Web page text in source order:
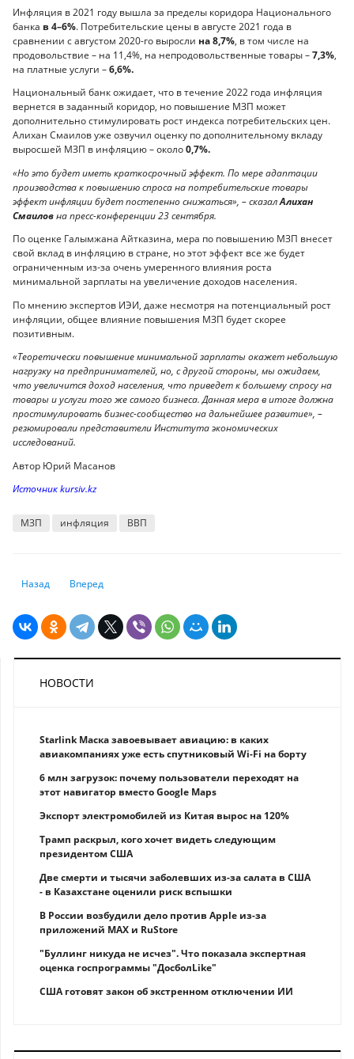
Инфляция в 2021 году вышла за пределы коридора Национального
банка в 4–6%. Потребительские цены в августе 2021 года в
сравнении с августом 2020-го выросли на 8,7%, в том числе на
продовольствие – на 11,4%, на непродовольственные товары –7,3%,
на платные услуги –6,6%.
Национальный банк ожидает, что в течение 2022 года инфляция
вернется в заданный коридор, но повышение МЗП может
дополнительно стимулировать рост индекса потребительских цен.
Алихан Смаилов уже озвучил оценку по дополнительному вкладу
выросшей МЗП в инфляцию – около0,7%.
«Но это будет иметь краткосрочный эффект. По мере адаптации
производства к повышению спроса на потребительские товары
эффект инфляции будет постепенно снижаться», – сказалАлихан
Смаиловна пресс-конференции 23 сентября.
По оценке Галымжана Айтказина, мера по повышению МЗП внесет
свой вклад в инфляцию в стране, но этот эффект все же будет
ограниченным из-за очень умеренного влияния роста
минимальной зарплаты на увеличение доходов населения.
По мнению экспертов ИЭИ, даже несмотря на потенциальный рост
инфляции, общее влияние повышения МЗП будет скорее
позитивным.
«Теоретически повышение минимальной зарплаты окажет небольшую
нагрузку на предпринимателей, но, с другой стороны, мы ожидаем,
что увеличится доход населения, что приведет к большему спро­су на
товары и услуги того же самого бизнеса. Данная мера в итоге должна
простимулировать бизнес-сообщество на дальнейшее развитие», –
резюмировали представители Института экономических
исследований.
Автор Юрий Масанов
Источник kursiv.kz
МЗП инфляция ВВП
Предыдущий: Несколько казахстанских банков пройдут процедуру
Назад Следующий: PayPal, Visa и Amazon помогут Банку Англии
Вперед
НОВОСТИ
Starlink Маска завоевывает авиацию: в каких
авиакомпаниях уже есть спутниковый Wi-Fi на борту
6 млн загрузок: почему пользователи переходят на
этот навигатор вместо Google Maps
Экспорт электромобилей из Китая вырос на 120%
Трамп раскрыл, кого хочет видеть следующим
президентом США
Две смерти и тысячи заболевших из-за салата в США
- в Казахстане оценили риск вспышки
В России возбудили дело против Apple из-за
приложений MAX и RuStore
"Буллинг никуда не исчез". Что показала экспертная
оценка госпрограммы "ДосболLike"
США готовят закон об экстренном отключении ИИ